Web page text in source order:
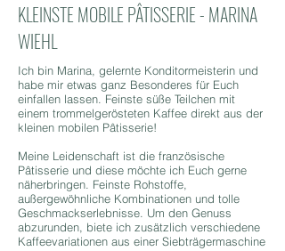
KLEINSTE MOBILE PÂTISSERIE - MARINA
WIEHL
Ich bin Marina, gelernte Konditormeisterin und
habe mir etwas ganz Besonderes für Euch
einfallen lassen. Feinste süße Teilchen mit
einem trommelgerösteten Kaffee direkt aus der
kleinen mobilen Pâtisserie!
Meine Leidenschaft ist die französische
Pâtisserie und diese möchte ich Euch gerne
näherbringen. Feinste Rohstoffe,
außergewöhnliche Kombinationen und tolle
Geschmackserlebnisse. Um den Genuss
abzurunden, biete ich zusätzlich verschiedene
Kaffeevariationen aus einer Siebträgermaschine